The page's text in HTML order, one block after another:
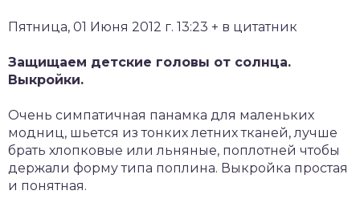
Пятница, 01 Июня 2012 г. 13:23 + в цитатник
Защищаем детские головы от солнца.
Выкройки.
Очень симпатичная панамка для маленьких
модниц, шьется из тонких летних тканей, лучше
брать хлопковые или льняные, поплотней чтобы
держали форму типа поплина. Выкройка простая
и понятная.